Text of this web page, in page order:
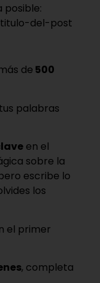
posible:
del-post
de 500
palabras
en el
sobre la
escribe lo
los
el primer
, completa